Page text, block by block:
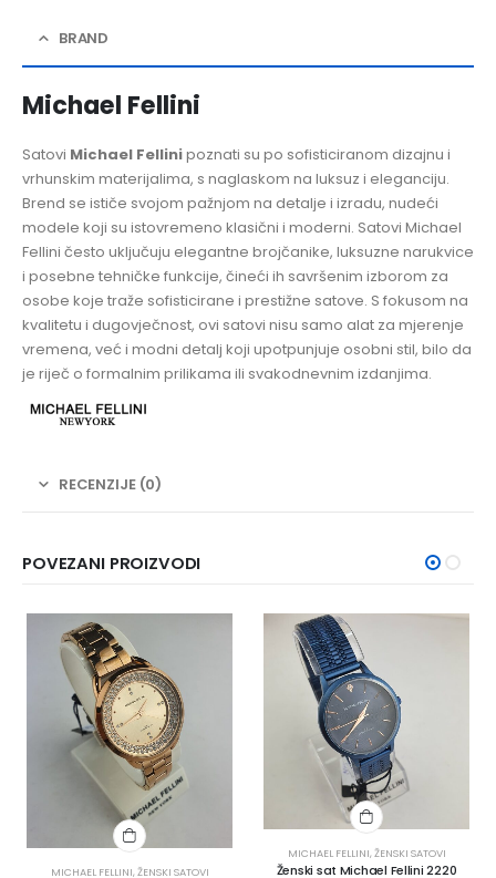
BRAND
Michael Fellini
Satovi Michael Fellinipoznati su po sofisticiranom dizajnu i
vrhunskim materijalima, s naglaskom na luksuz i eleganciju.
Brend se ističe svojom pažnjom na detalje i izradu, nudeći
modele koji su istovremeno klasični i moderni. Satovi Michael
Fellini često uključuju elegantne brojčanike, luksuzne narukvice
i posebne tehničke funkcije, čineći ih savršenim izborom za
osobe koje traže sofisticirane i prestižne satove. S fokusom na
kvalitetu i dugovječnost, ovi satovi nisu samo alat za mjerenje
vremena, već i modni detalj koji upotpunjuje osobni stil, bilo da
je riječ o formalnim prilikama ili svakodnevnim izdanjima.
RECENZIJE (0)
POVEZANI PROIZVODI
MICHAEL FELLINI,ŽENSKI SATOVI
MICHAEL FELLINI,ŽENSKI SATOVI
Ženski sat Michael Fellini 2220